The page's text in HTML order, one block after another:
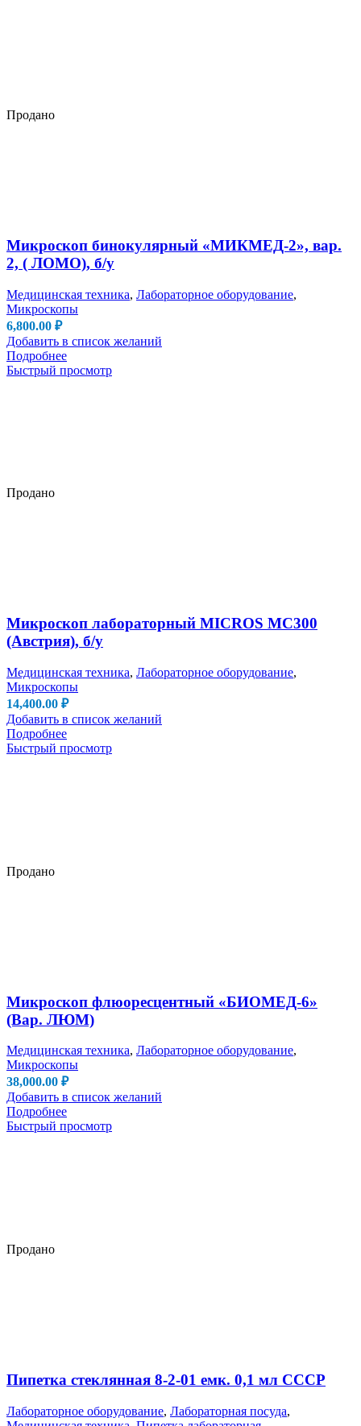
Продано
Продано
Микроскоп бинокулярный «МИКМЕД-2», вар.
2, ( ЛОМО), б/у
Медицинская техника, Лабораторное оборудование,
Микроскопы
6,800.00 ₽
Добавить в список желаний
Подробнее
Быстрый просмотр
Продано
Микроскоп лабораторный MICROS MC300
(Австрия), б/у
Медицинская техника, Лабораторное оборудование,
Микроскопы
14,400.00 ₽
Добавить в список желаний
Подробнее
Быстрый просмотр
Продано
Микроскоп флюоресцентный «БИОМЕД-6»
(Вар. ЛЮМ)
Медицинская техника, Лабораторное оборудование,
Микроскопы
38,000.00 ₽
Добавить в список желаний
Подробнее
Быстрый просмотр
Пипетка стеклянная 8-2-01 емк. 0,1 мл СССР
Лабораторное оборудование, Лабораторная посуда,